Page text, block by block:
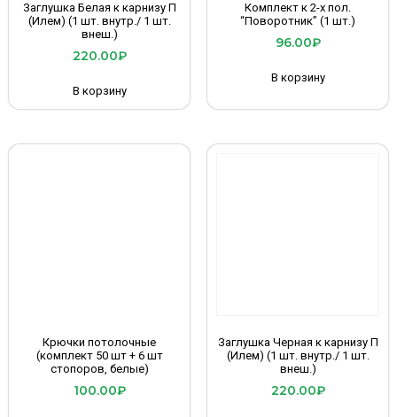
Заглушка Белая к карнизу П
(Илем) (1 шт. внутр./ 1 шт.
внеш.)
220.00₽
В корзину
Комплект к 2-х пол.
“Поворотник” (1 шт.)
96.00₽
В корзину
Крючки потолочные
(комплект 50 шт + 6 шт
стопоров, белые)
100.00₽
Заглушка Черная к карнизу П
(Илем) (1 шт. внутр./ 1 шт.
внеш.)
220.00₽